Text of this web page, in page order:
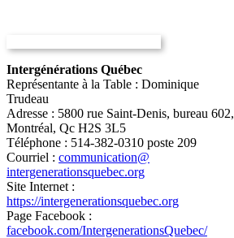
Intergénérations Québec
Représentante à la Table : Dominique
Trudeau
Adresse : 5800 rue Saint-Denis, bureau 602,
Montréal, Qc H2S 3L5
Téléphone : 514-382-0310 poste 209
Courriel : communication@
intergenerationsquebec.org
Site Internet :
https://intergenerationsquebec.org
Page Facebook :
facebook.com/IntergenerationsQuebec/